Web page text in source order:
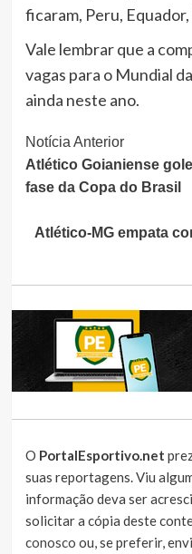
ficaram, Peru,
Vale lembrar que a
vagas para o Mundial
ainda neste ano.
Continue
Lendo
Notícia Anterior
Atlético Goianiense
fase da Copa do Brasil
Atlético-MG empata
O PortalEsportivo.net
suas reportagens. Viu
informação deva ser
solicitar a cópia deste
conosco ou, se preferir,